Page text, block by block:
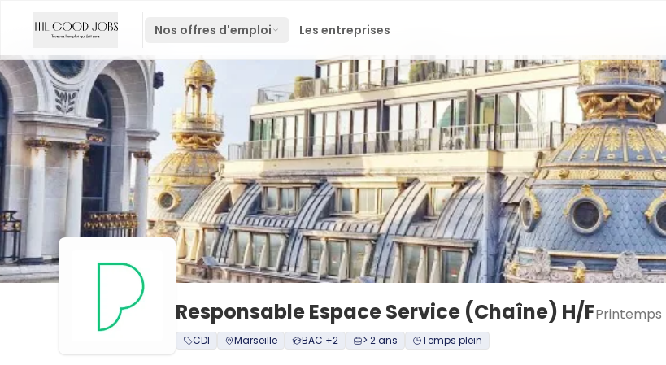
Nos offres d'emploi Les entreprises
Responsable Espace Service (Chaîne) H/FPrintemps
CDI Marseille BAC +2 > 2 ans Temps plein